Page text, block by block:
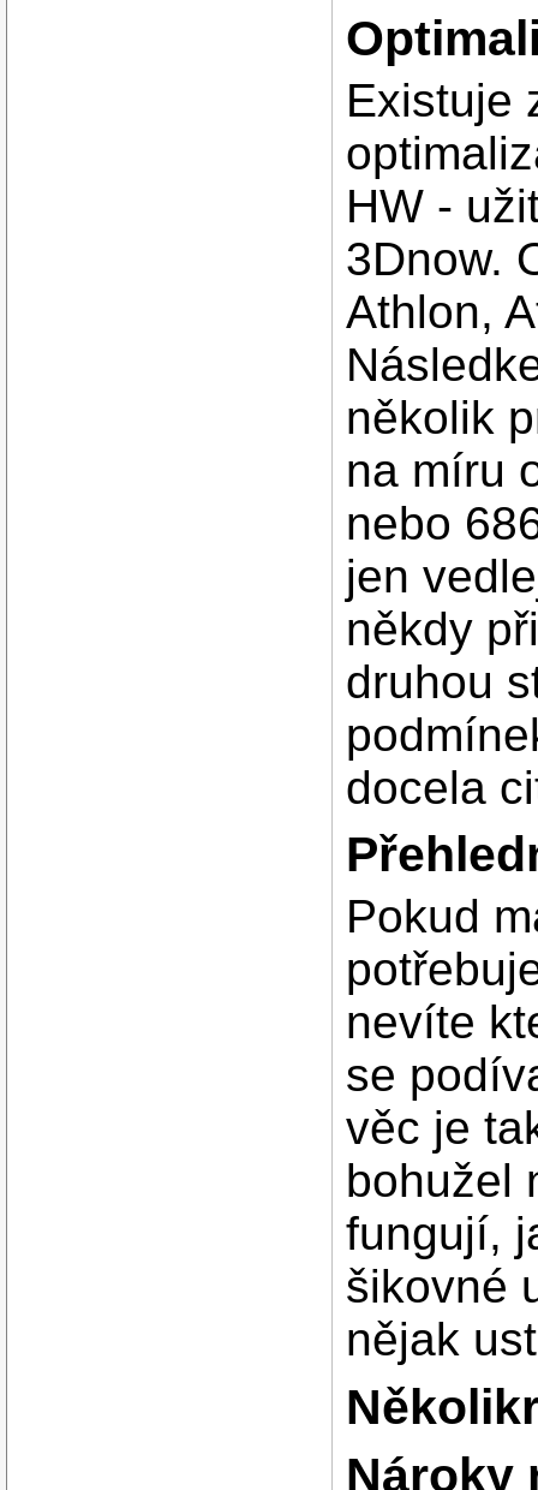
Existuje
HW -
3Dnow.
Athlon,
několik
na míru
nebo
jen
někdy
druhou
docela
Pokud
nevíte
se
věc je
bohužel
fungují,
šikovné
nějak
Nároky